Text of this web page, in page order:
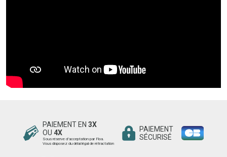
PAIEMENT EN 3X
OU 4X
Sous réserve d’acceptation par Floa.
Vous disposez du délai légal de rétractation
PAIEMENT
SÉCURISÉ